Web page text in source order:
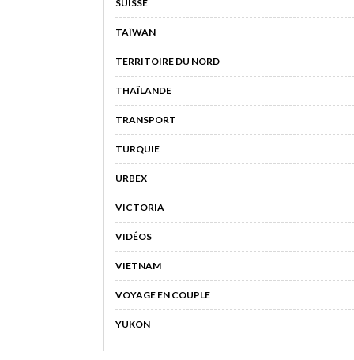
SUISSE
TAÏWAN
TERRITOIRE DU NORD
THAÏLANDE
TRANSPORT
TURQUIE
URBEX
VICTORIA
VIDÉOS
VIETNAM
VOYAGE EN COUPLE
YUKON